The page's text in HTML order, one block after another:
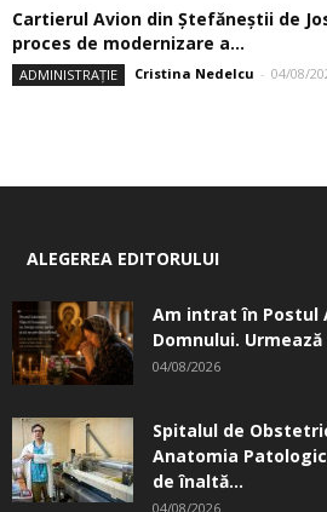
Cartierul Avion din Ştefăneştii de
proces de modernizare a...
ADMINISTRAȚIE Cristina Nedelcu - 04/08/
ALEGEREA EDITORULUI
Am intrat în Postul
Domnului.
04/08/2026
Spitalul de
Anatomia
de înaltă...
04/08/2026